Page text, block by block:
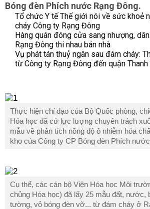
Bóng đèn Phích nước Rạng Đông.
Tổ chức Y tế Thế giới nói về sức khoẻ
cháy Công ty Rạng Đông
Hàng quán đóng cửa sang nhượng,
Rạng Đông thi nhau bán nhà
Vụ phát tán thuỷ ngân sau đám cháy:
từ Công ty Rạng Đông đến quận Thanh
Thực hiện chỉ đạo của Bộ Quốc phòng,
Hóa học đã cử lực lượng chuyên trách
mẫu về phân tích nồng độ ô nhiễm hóa
kho của Công ty CP Bóng đèn Phích
Cụ thể, các cán bộ Viện Hóa học Môi
chủng Hóa học) đã lấy 25 mẫu đất, nước,
tường, vỏ bóng đèn vỡ... từ đám cháy ở